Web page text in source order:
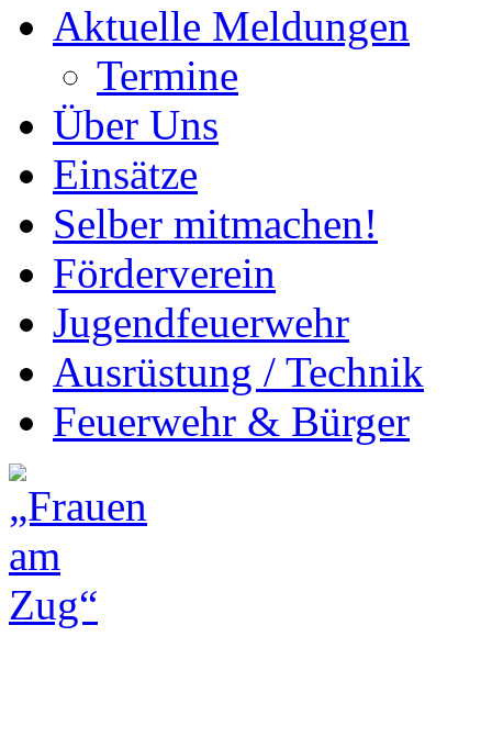
Aktuelle Meldungen
Termine
Über Uns
Einsätze
Selber mitmachen!
Förderverein
Jugendfeuerwehr
Ausrüstung / Technik
Feuerwehr & Bürger